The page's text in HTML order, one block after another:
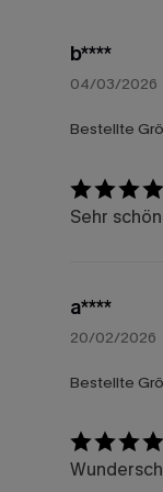
b****
04/03/2026
Bestellte
Sehr
a****
20/02/2026
Bestellte